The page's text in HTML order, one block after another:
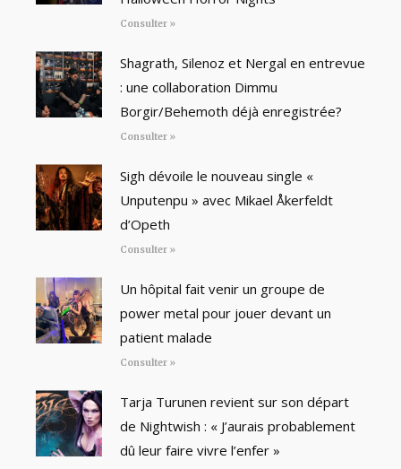
Consulter »
Shagrath, Silenoz et Nergal en entrevue
: une collaboration Dimmu
Borgir/Behemoth déjà enregistrée?
Consulter »
Sigh dévoile le nouveau single «
Unputenpu » avec Mikael Åkerfeldt
d’Opeth
Consulter »
Un hôpital fait venir un groupe de
power metal pour jouer devant un
patient malade
Consulter »
Tarja Turunen revient sur son départ
de Nightwish : « J’aurais probablement
dû leur faire vivre l’enfer »